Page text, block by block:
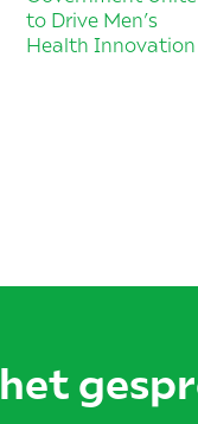
to Drive Men’s
Health Innovation